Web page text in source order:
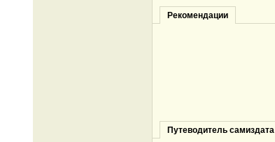
Рекомендации
Путеводитель самиздата